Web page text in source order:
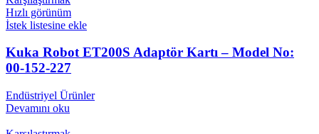
Hızlı görünüm
İstek listesine ekle
Kuka Robot ET200S Adaptör Kartı – Model No:
00-152-227
Endüstriyel Ürünler
Devamını oku